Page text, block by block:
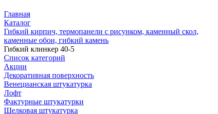
Главная
Каталог
Гибкий кирпич, термопанели с рисунком, каменный скол,
каменные обои, гибкий камень
Гибкий клинкер 40-5
Список категорий
Акции
Декоративная поверхность
Венецианская штукатурка
Лофт
Фактурные штукатурки
Шелковая штукатурка